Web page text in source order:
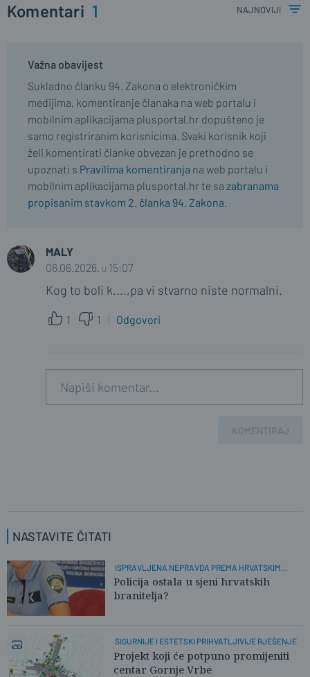
Komentari 1 najnoviji
Važna obavijest
Sukladno članku 94. Zakona o elektroničkim
medijima, komentiranje članaka na web portalu i
mobilnim aplikacijama plusportal.hr dopušteno je
samo registriranim korisnicima. Svaki korisnik koji
želi komentirati članke obvezan je prethodno se
upoznati s Pravilima komentiranja na web portalu i
mobilnim aplikacijama plusportal.hr te sa zabranama
propisanim stavkom 2. članka 94. Zakona.
MALY
06.06.2026. u 15:07
Kog to boli k....,pa vi stvarno niste normalni.
1 1 Odgovori
KOMENTIRAJ
NASTAVITE ČITATI
ISPRAVLJENA NEPRAVDA PREMA HRVATSKIM
POLICAJCIMA
Policija ostala u sjeni hrvatskih
branitelja?
SIGURNIJE I ESTETSKI PRIHVATLJIVIJE RJEŠENJE
Projekt koji će potpuno promijeniti
centar Gornje Vrbe